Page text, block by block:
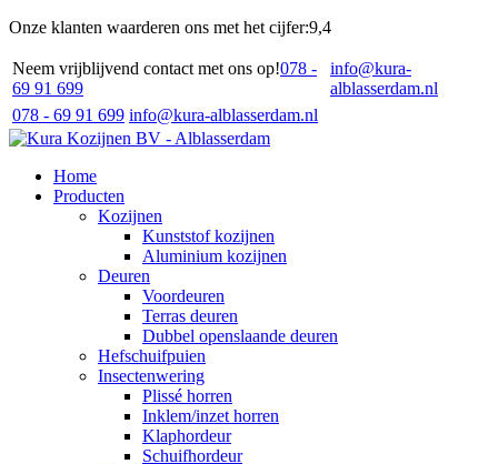
Onze klanten waarderen ons met het cijfer:9,4
Neem vrijblijvend contact met ons op!078 -
69 91 699
info@kura-
alblasserdam.nl
078 - 69 91 699 info@kura-alblasserdam.nl
Home
Producten
Kozijnen
Kunststof kozijnen
Aluminium kozijnen
Deuren
Voordeuren
Terras deuren
Dubbel openslaande deuren
Hefschuifpuien
Insectenwering
Plissé horren
Inklem/inzet horren
Klaphordeur
Schuifhordeur